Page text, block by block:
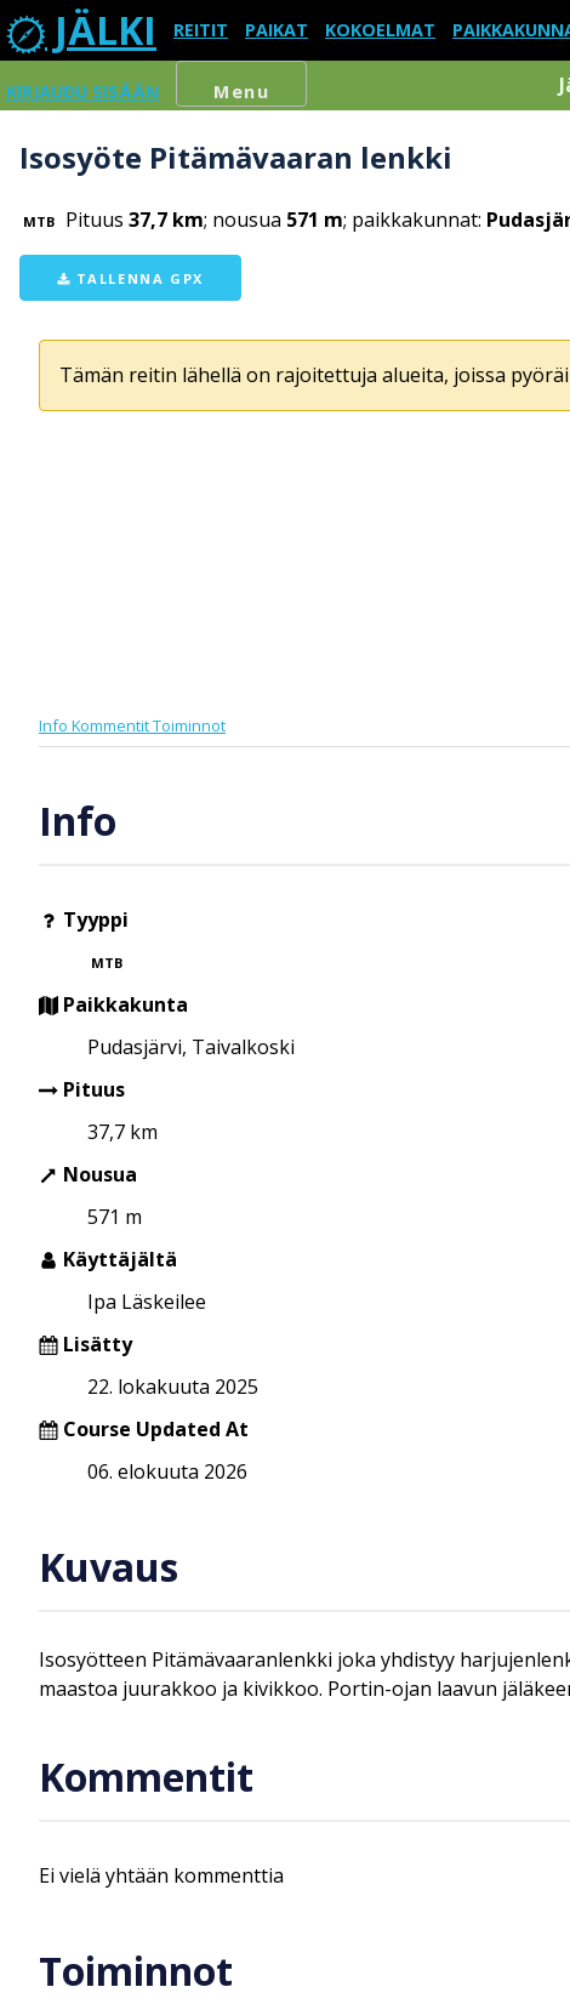
JÄLKI REITIT PAIKAT KOKOELMAT
KIRJAUDU SISÄÄN Menu
Isosyöte Pitämävaaran lenkki
MTB Pituus 37,7 km; nousua 571 m; paikkakunnat:
TALLENNA GPX
Tämän reitin lähellä on rajoitettuja alueita, joissa
Info KommentitToiminnot
Info
Tyyppi
MTB
Paikkakunta
Pudasjärvi, Taivalkoski
Pituus
37,7 km
Nousua
571 m
Käyttäjältä
Ipa Läskeilee
Lisätty
22. lokakuuta 2025
Course Updated At
06. elokuuta 2026
Kuvaus
Isosyötteen Pitämävaaranlenkki joka yhdistyy
maastoa juurakkoo ja kivikkoo. Portin-ojan laavun
Kommentit
Ei vielä yhtään kommenttia
Toiminnot